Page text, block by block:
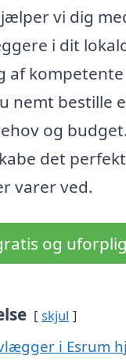
vi dig
i dit
af kompetente
nemt bestille
og
det
varer ved.
og
skjul
i Esrum